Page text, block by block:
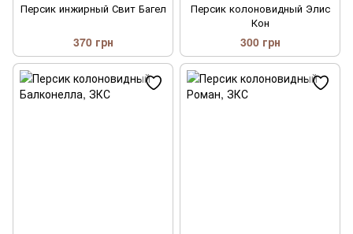
Персик инжирный Свит Багел
370 грн
Персик колоновидный Элис
Кон
300 грн